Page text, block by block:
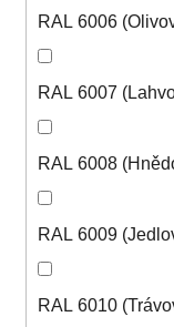
RAL 6006
RAL 6007
RAL 6008
RAL 6009
RAL 6010